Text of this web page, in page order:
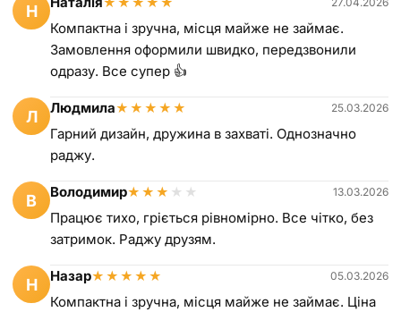
Н
Компактна і зручна, місця майже не займає.
Замовлення оформили швидко, передзвонили
одразу. Все супер 👍
Л Людмила★ ★ ★ ★ ★ 25.03.2026
Гарний дизайн, дружина в захваті. Однозначно
раджу.
В Володимир★ ★ ★ ★ ★ 13.03.2026
Працює тихо, гріється рівномірно. Все чітко, без
затримок. Раджу друзям.
Н Назар★ ★ ★ ★ ★ 05.03.2026
Компактна і зручна, місця майже не займає. Ціна